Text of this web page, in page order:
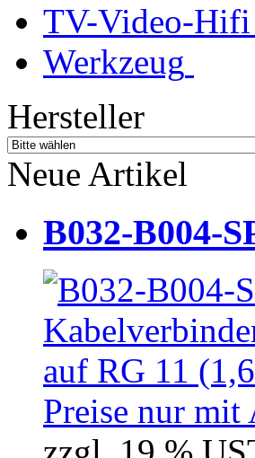
TV-Video-Hifi
Werkzeug
Hersteller
Neue Artikel
B032-B004-
Preise nur mit